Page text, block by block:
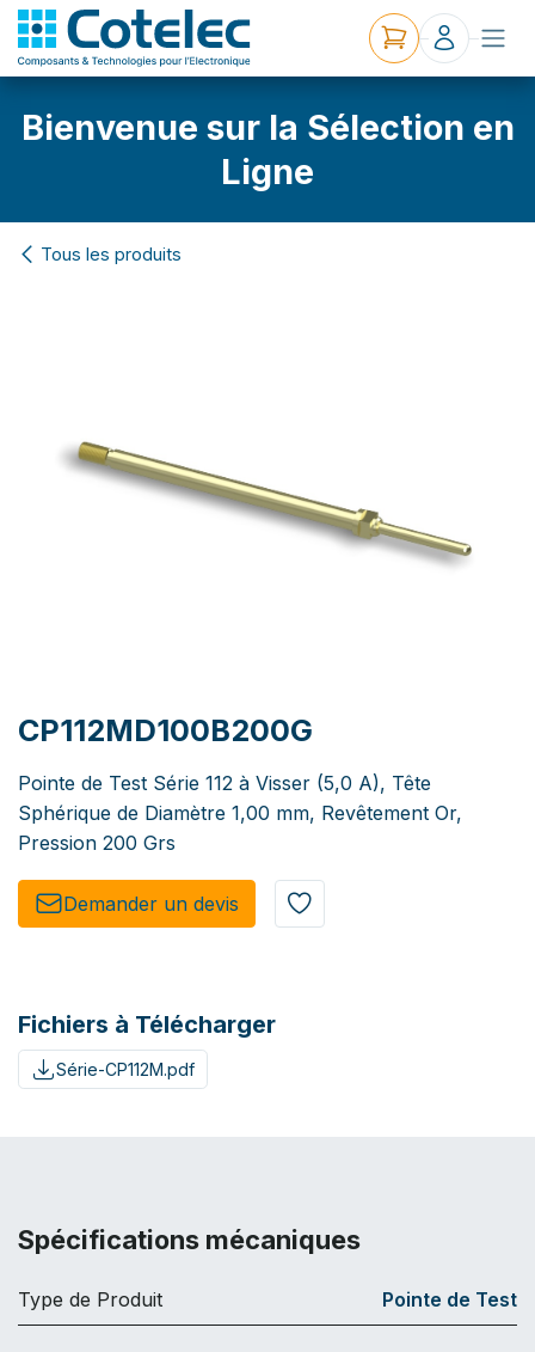
Bienvenue sur la Sélection en
Ligne
Tous les produits
CP112MD100B200G
Pointe de Test Série 112 à Visser (5,0 A), Tête
Sphérique de Diamètre 1,00 mm, Revêtement Or,
Pression 200 Grs
Demander un de​​vis​​
Fichiers à Télécharger
Série-CP112M.pdf
Spécifications mécaniques
Type de Produit Pointe de Test